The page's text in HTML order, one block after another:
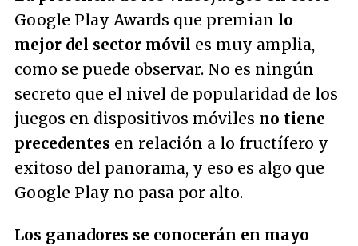
Google Play Awards que premian lo
mejor del sector móvil es muy amplia,
como se puede observar. No es ningún
secreto que el nivel de popularidad de los
juegos en dispositivos móviles no tiene
precedentes en relación a lo fructífero y
exitoso del panorama, y eso es algo que
Google Play no pasa por alto.
Los ganadores se conocerán en mayo